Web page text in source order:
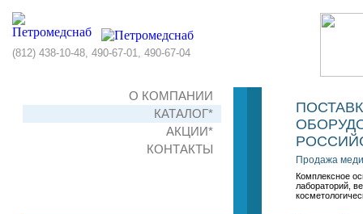
(812) 438-10-48, 490-67-01, 490-67-04
О КОМПАНИИ
КАТАЛОГ*
АКЦИИ*
КОНТАКТЫ
Продажа
Комплексное
лабораторий,